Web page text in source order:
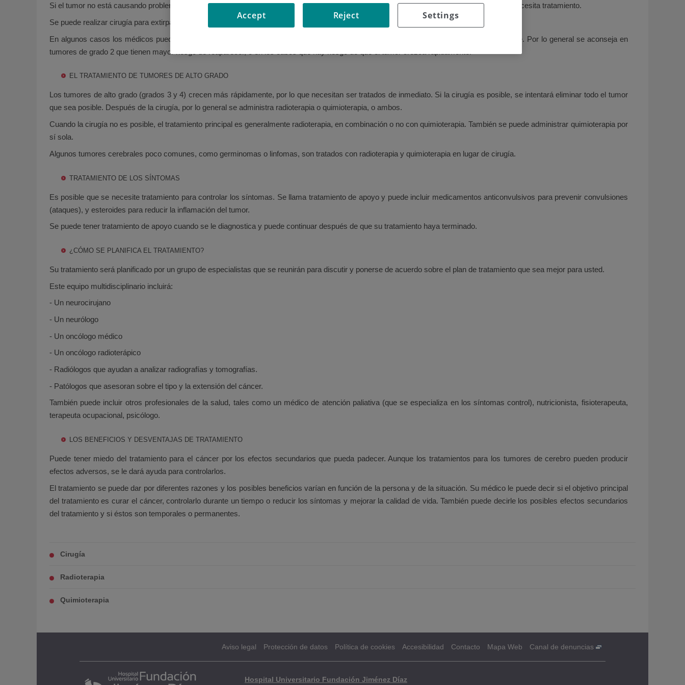
Si el tumor no está causando problemas, su médico le puede sugerir exploraciones periódicas y vigilancia. Para controlar si hay cambios o necesita tratamiento.
Se puede realizar cirugía para extirpar el tumor y si no es posible o no se puede eliminar por completo se puede administrar radioterapia.
En algunos casos los médicos pueden aconsejar tratamiento adicional después de la cirugía para reducir el riesgo de que el cáncer regrese. Por lo general se aconseja en
tumores de grado 2 que tienen mayor riesgo de reaparecer, o en los casos que hay riesgo de que el tumor crezca rápidamente.
EL TRATAMIENTO DE TUMORES DE ALTO GRADO
Los tumores de alto grado (grados 3 y 4) crecen más rápidamente, por lo que necesitan ser tratados de inmediato. Si la cirugía es posible, se intentará eliminar todo el tumor
que sea posible. Después de la cirugía, por lo general se administra radioterapia o quimioterapia, o ambos.
Cuando la cirugía no es posible, el tratamiento principal es generalmente radioterapia, en combinación o no con quimioterapia. También se puede administrar quimioterapia por
sí sola.
Algunos tumores cerebrales poco comunes, como germinomas o linfomas, son tratados con radioterapia y quimioterapia en lugar de cirugía.
TRATAMIENTO DE LOS SÍNTOMAS
Es posible que se necesite tratamiento para controlar los síntomas. Se llama tratamiento de apoyo y puede incluir medicamentos anticonvulsivos para prevenir convulsiones
(ataques), y esteroides para reducir la inflamación del tumor.
Se puede tener tratamiento de apoyo cuando se le diagnostica y puede continuar después de que su tratamiento haya terminado.
¿CÓMO SE PLANIFICA EL TRATAMIENTO?
Su tratamiento será planificado por un grupo de especialistas que se reunirán para discutir y ponerse de acuerdo sobre el plan de tratamiento que sea mejor para usted.
Este equipo multidisciplinario incluirá:
- Un neurocirujano
- Un neurólogo
- Un oncólogo médico
- Un oncólogo radioterápico
- Radiólogos que ayudan a analizar radiografías y tomografías.
- Patólogos que asesoran sobre el tipo y la extensión del cáncer.
También puede incluir otros profesionales de la salud, tales como un médico de atención paliativa (que se especializa en los síntomas control), nutricionista, fisioterapeuta,
terapeuta ocupacional, psicólogo.
LOS BENEFICIOS Y DESVENTAJAS DE TRATAMIENTO
Puede tener miedo del tratamiento para el cáncer por los efectos secundarios que pueda padecer. Aunque los tratamientos para los tumores de cerebro pueden producir
efectos adversos, se le dará ayuda para controlarlos.
El tratamiento se puede dar por diferentes razones y los posibles beneficios varían en función de la persona y de la situación. Su médico le puede decir si el objetivo principal
del tratamiento es curar el cáncer, controlarlo durante un tiempo o reducir los síntomas y mejorar la calidad de vida. También puede decirle los posibles efectos secundarios
del tratamiento y si éstos son temporales o permanentes.
Cirugía
Radioterapia
Quimioterapia
Aviso legal Protección de datos Política de cookies Accesibilidad Contacto Mapa Web Canal de denuncias
Hospital Universitario Fundación Jiménez Díaz
Settings
Reject
Accept